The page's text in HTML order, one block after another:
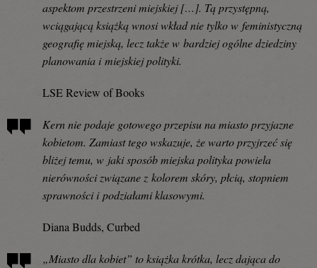
aspektom przestrzeni miejskiej […]. Tą przystępną,
wciągającą książką wnosi wkład nie tylko w feministyczną
geografię miejską, lecz także w bardziej ogólne dziedziny
planowania i miejskiej polityki.
LSE Review of Books
Kern nie podaje gotowego przepisu na miasto przyjazne
kobietom. Zamiast tego wskazuje, że warto przyjrzeć się
bliżej temu, w jaki sposób miejska polityka powiela
nierówności związane z kolorem skóry, płcią, stopniem
sprawności i podziałami klasowymi.
Diana Budds, Curbed
„Miasto dla kobiet” to książka krótka, lecz dająca do